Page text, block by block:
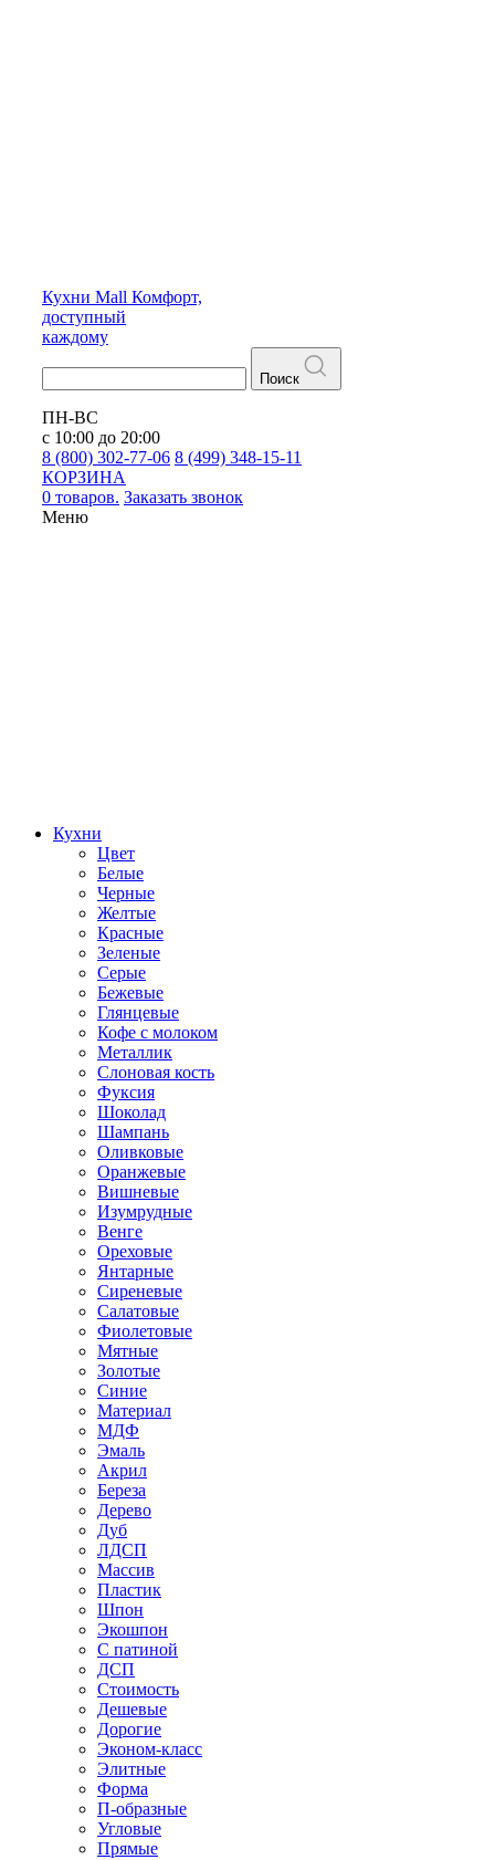
Кухни Mall Комфорт,
доступный
каждому
Поиск
ПН-ВС
с 10:00 до 20:00
8 (800) 302-77-06 8 (499) 348-15-11
КОРЗИНА
0 товаров. Заказать звонок
Меню
Кухни
Цвет
Белые
Черные
Желтые
Красные
Зеленые
Серые
Бежевые
Глянцевые
Кофе с молоком
Металлик
Слоновая кость
Фуксия
Шоколад
Шампань
Оливковые
Оранжевые
Вишневые
Изумрудные
Венге
Ореховые
Янтарные
Сиреневые
Салатовые
Фиолетовые
Мятные
Золотые
Синие
Материал
МДФ
Эмаль
Акрил
Береза
Дерево
Дуб
ЛДСП
Массив
Пластик
Шпон
Экошпон
С патиной
ДСП
Стоимость
Дешевые
Дорогие
Эконом-класс
Элитные
Форма
П-образные
Угловые
Прямые